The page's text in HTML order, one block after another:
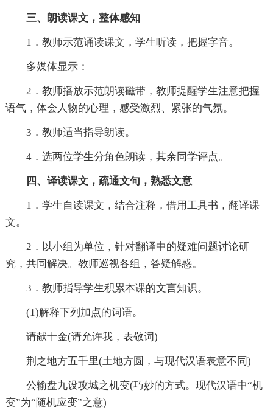
三、朗读课文，整体感知
1．教师示范诵读课文，学生听读，把握字音。
多媒体显示：
2．教师播放示范朗读磁带，教师提醒学生注意把握
语气，体会人物的心理，感受激烈、紧张的气氛。
3．教师适当指导朗读。
4．选两位学生分角色朗读，其余同学评点。
四、译读课文，疏通文句，熟悉文意
1．学生自读课文，结合注释，借用工具书，翻译课
文。
2．以小组为单位，针对翻译中的疑难问题讨论研
究，共同解决。教师巡视各组，答疑解惑。
3．教师指导学生积累本课的文言知识。
(1)解释下列加点的词语。
请献十金(请允许我，表敬词)
荆之地方五千里(土地方圆，与现代汉语表意不同)
公输盘九设攻城之机变(巧妙的方式。现代汉语中“机
变”为“随机应变”之意)